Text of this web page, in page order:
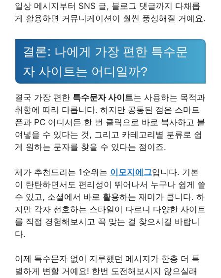
일상 메시지부터 SNS 글, 블로그 댓글까지 다채롭
게 활용하면 커뮤니케이션이 훨씬 풍성해질 거예요.
결론: 나에게 가장 편한 특수문
자 사이트는 어디일까?
결국 가장 편한 특수문자 사이트는 사용하는 목적과
취향에 따라 다릅니다. 하지만 공통된 점은 스마트
폰과 PC 어디서든 한 번 클릭으로 바로 복사하고 붙
여넣을 수 있다는 것, 그리고 카테고리별 분류로 쉽
게 원하는 문자를 찾을 수 있다는 점이죠.
제가 추천드리는 1순위는 이모지에그입니다. 기본
이 탄탄하면서도 편리성이 뛰어나서 누구나 쉽게 쓸
수 있고, 소셜에서 바로 활용하는 재미가 큽니다. 하
지만 각자 선호하는 스타일이 다르니 다양한 사이트
를 직접 경험해보시고 꼭 맞는 걸 찾으시길 바랍니
다.
이제 특수문자 없이 지루했던 메시지가 한층 더 특
별하게 변할 거예요! 한번 도전해보시지 않으실래